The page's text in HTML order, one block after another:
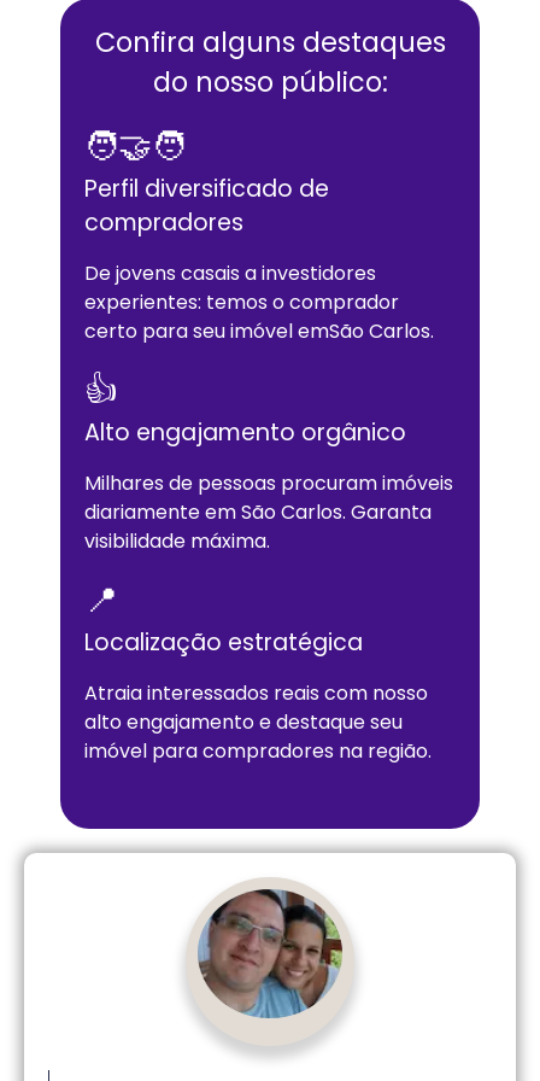
Confira alguns destaques
do nosso público:
🧑‍🤝‍🧑
Perfil diversificado de
compradores
De jovens casais a investidores
experientes: temos o comprador
certo para seu imóvel emSão Carlos.
👍
Alto engajamento orgânico
Milhares de pessoas procuram imóveis
diariamente emSão Carlos. Garanta
visibilidade máxima.
📍
Localização estratégica
Atraia interessados reais com nosso
alto engajamento e destaque seu
imóvel para compradores na região.